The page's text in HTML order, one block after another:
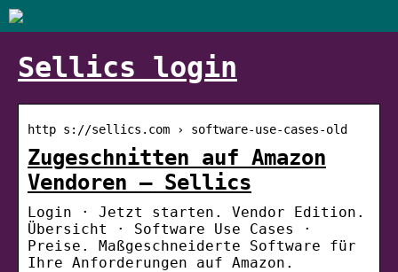
Sellics login
http s://sellics.com › software-use-cases-old
Zugeschnitten auf Amazon
Vendoren – Sellics
Login · Jetzt starten. Vendor Edition.
Übersicht · Software Use Cases ·
Preise. Maßgeschneiderte Software für
Ihre Anforderungen auf Amazon.